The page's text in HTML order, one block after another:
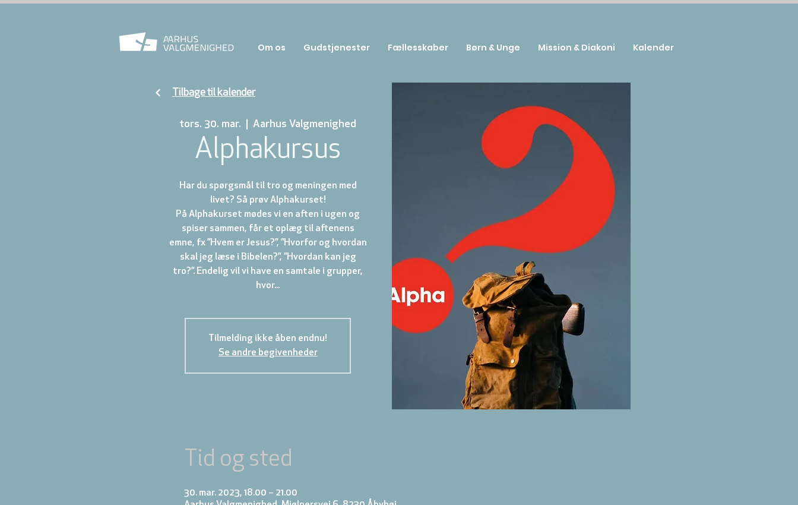
tors. 30. mar.
  |
Aarhus Valgmenighed
Alphakursus
Har du spørgsmål til tro og meningen med
livet? Så prøv Alphakurset!
På Alphakurset mødes vi en aften i ugen og
spiser sammen, får et oplæg til aftenens
emne, fx ”Hvem er Jesus?”, ”Hvorfor og hvordan
skal jeg læse i Bibelen?”, ”Hvordan kan jeg
tro?”. Endelig vil vi have en samtale i grupper,
hvor...
Tilmelding ikke åben endnu!
Se andre begivenheder
Tid og sted
30. mar. 2023, 18.00 – 21.00
Tilbage til kalender
Om os Gudstjenester Fællesskaber Børn & Unge Mission & Diakoni Kalender